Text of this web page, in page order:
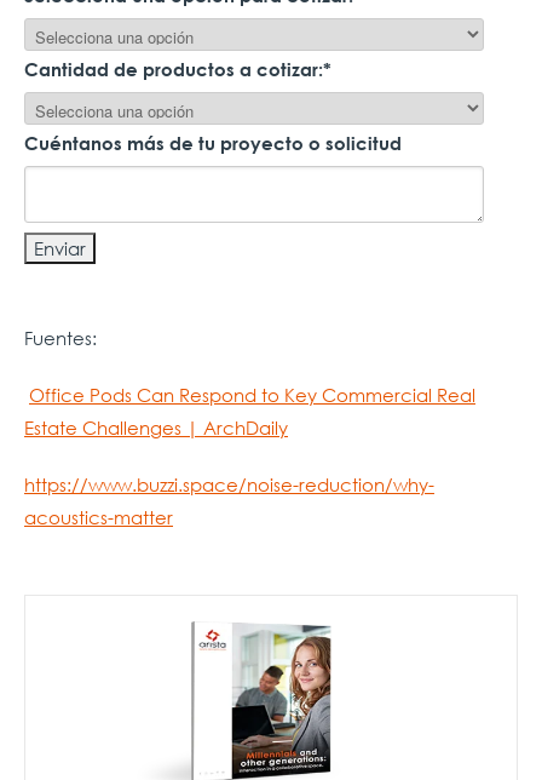
Cantidad de productos a cotizar:*
Cuéntanos más de tu proyecto o solicitud
Fuentes:
Office Pods Can Respond to Key Commercial Real
Estate Challenges | ArchDaily
https://www.buzzi.space/noise-reduction/why-
acoustics-matter